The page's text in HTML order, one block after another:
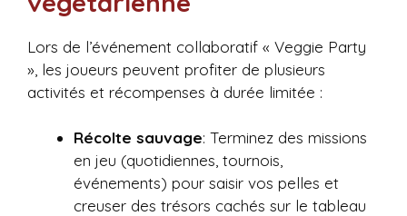
Lors de l’événement collaboratif « Veggie Party
», les joueurs peuvent profiter de plusieurs
activités et récompenses à durée limitée :
Récolte sauvage: Terminez des missions
en jeu (quotidiennes, tournois,
événements) pour saisir vos pelles et
creuser des trésors cachés sur le tableau